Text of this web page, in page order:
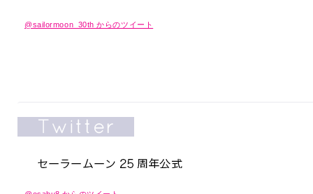
@sailormoon_30th からのツイート